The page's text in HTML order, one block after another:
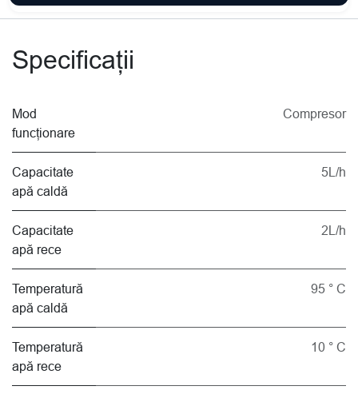
Specificații
Mod
funcționare
Compresor
Capacitate
apă caldă
5L/h
Capacitate
apă rece
2L/h
Temperatură
apă caldă
95 ° C
Temperatură
apă rece
10 ° C